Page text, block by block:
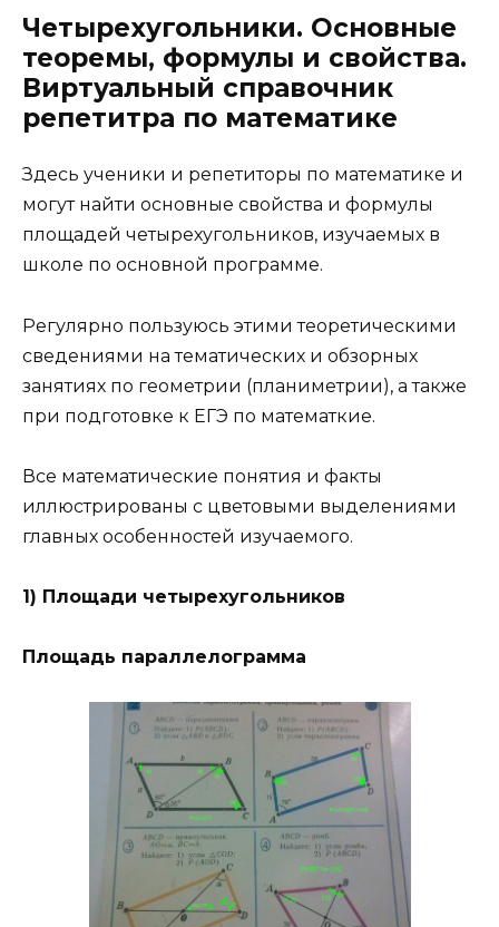
Четырехугольники. Основные
теоремы, формулы и свойства.
Виртуальный справочник
репетитра по математике
Здесь ученики и репетиторы по математике и
могут найти основные свойства и формулы
площадей четырехугольников, изучаемых в
школе по основной программе.
Регулярно пользуюсь этими теоретическими
сведениями на тематических и обзорных
занятиях по геометрии (планиметрии), а также
при подготовке к ЕГЭ по математкие.
Все математические понятия и факты
иллюстрированы с цветовыми выделениями
главных особенностей изучаемого.
1) Площади четырехугольников
Площадь параллелограмма